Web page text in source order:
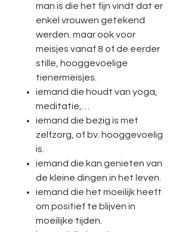
man is die het fijn vindt dat er
enkel vrouwen getekend
werden. maar ook voor
meisjes vanaf 8 of de eerder
stille, hooggevoelige
tienermeisjes.
iemand die houdt van yoga,
meditatie,…
iemand die bezig is met
zelfzorg, of bv. hooggevoelig
is.
iemand die kan genieten van
de kleine dingen in het leven.
iemand die het moeilijk heeft
om positief te blijven in
moeilijke tijden.